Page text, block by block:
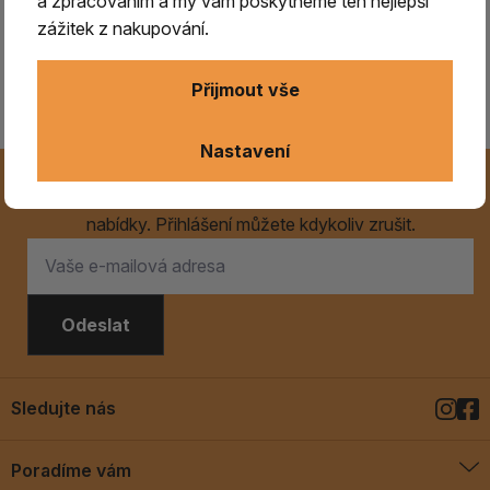
Prodávající se zavazuje informovat zákazníka
nejpozději do tří dnů od obdržení reklamace, o
Novinky na Váš e-mail
nabídky. Přihlášení můžete kdykoliv zrušit.
Odeslat
Poradíme vám
Sledujte nás
zážitek z nakupování.
Nastavení
Přijmout vše